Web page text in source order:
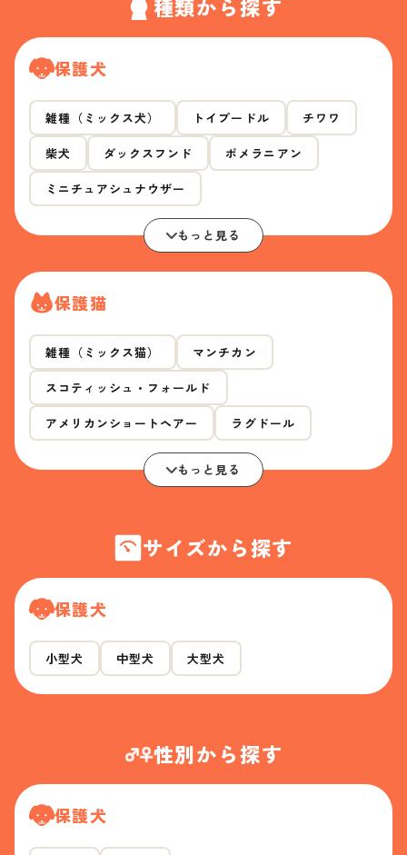
種類から探す
保護犬
雑種（ミックス犬） トイプードル チワワ
柴犬 ダックスフンド ポメラニアン
ミニチュアシュナウザー
もっと見る
保護猫
雑種（ミックス猫） マンチカン
スコティッシュ・フォールド
アメリカンショートヘアー ラグドール
もっと見る
サイズから探す
保護犬
小型犬 中型犬 大型犬
性別から探す
保護犬